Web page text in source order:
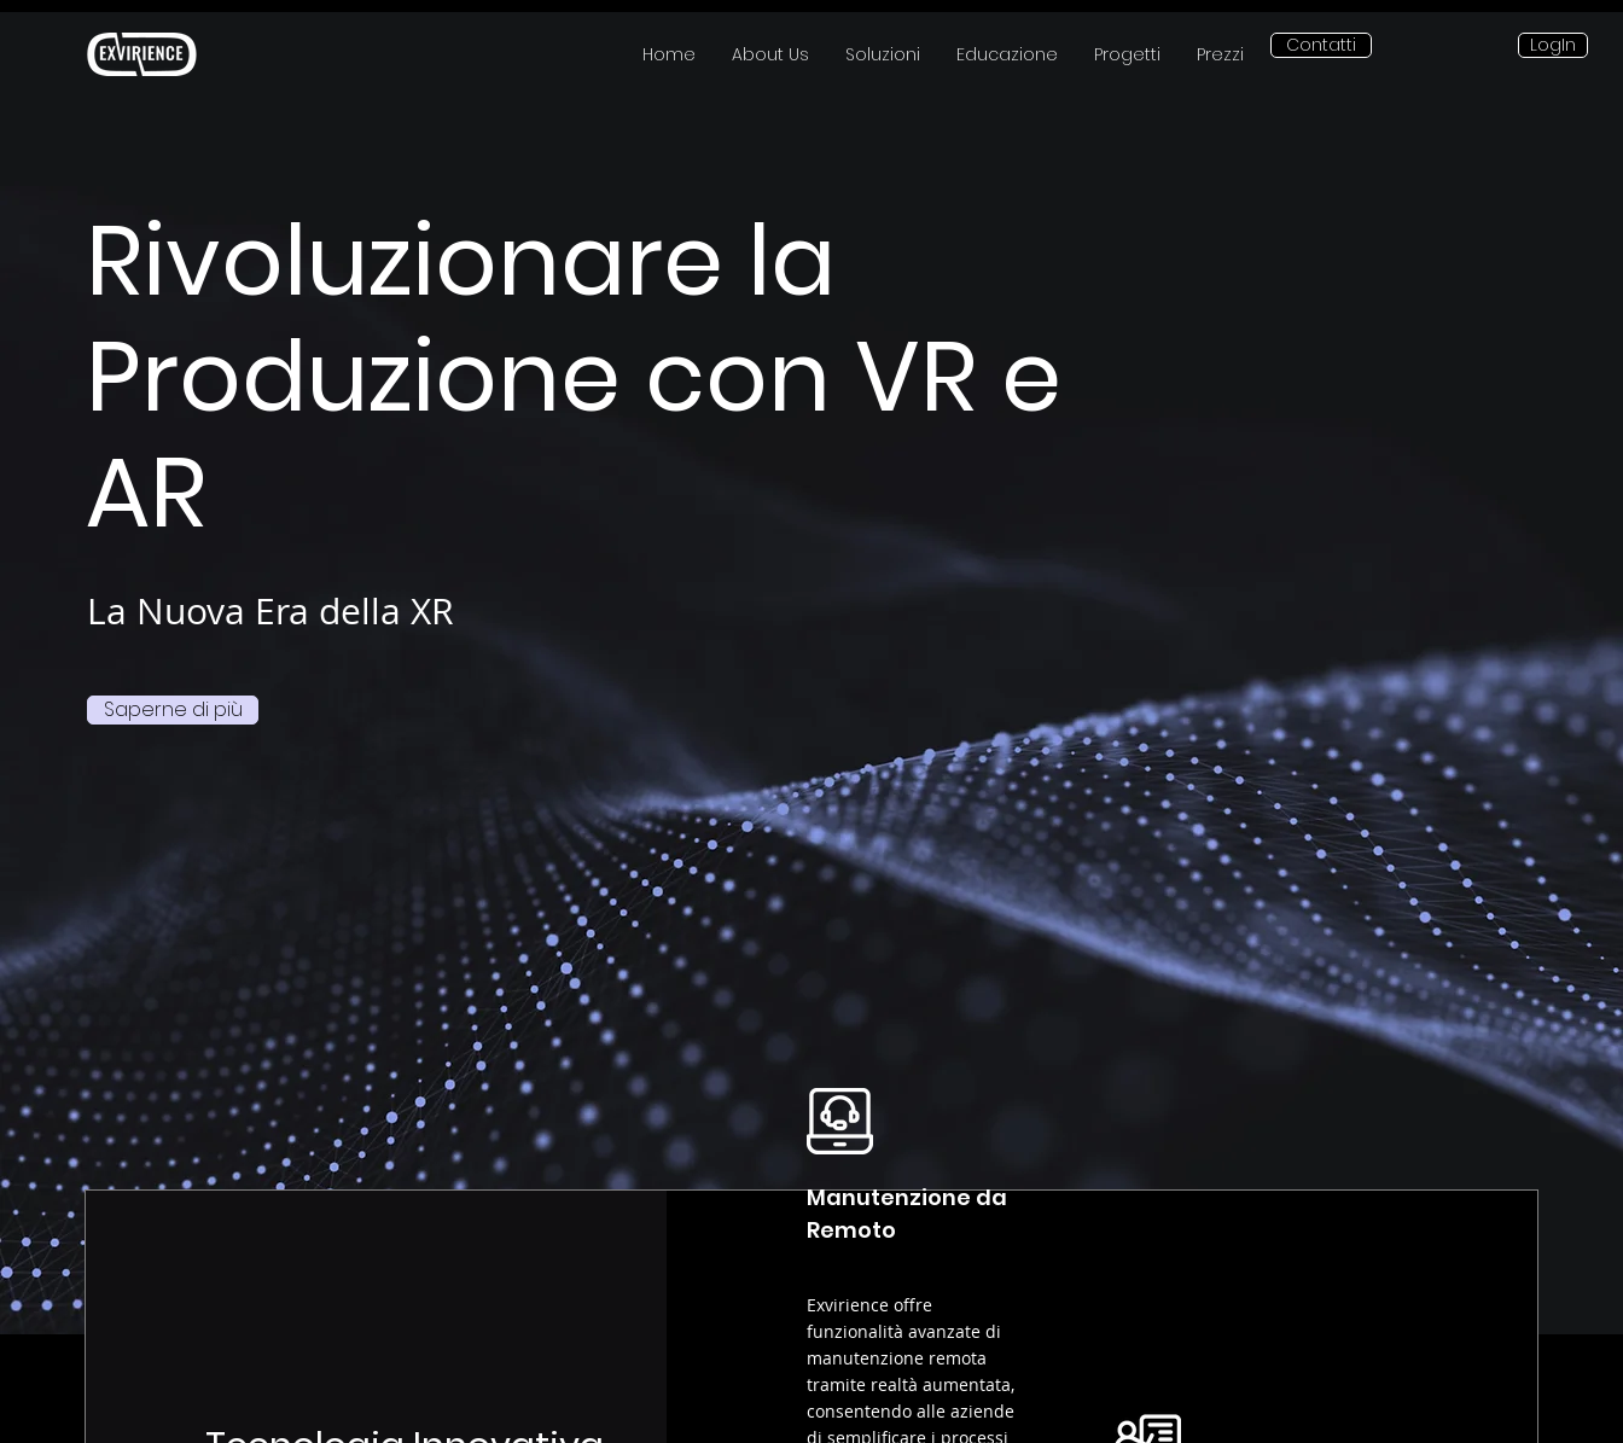
Home About Us Soluzioni Educazione Progetti Prezzi Contatti LogIn
Rivoluzionare la
Produzione con VR e
AR
La Nuova Era della XR
Saperne di più
Manutenzione da
Remoto
Exvirience offre
funzionalità avanzate di
manutenzione remota
tramite realtà aumentata,
consentendo alle aziende
di semplificare i processi